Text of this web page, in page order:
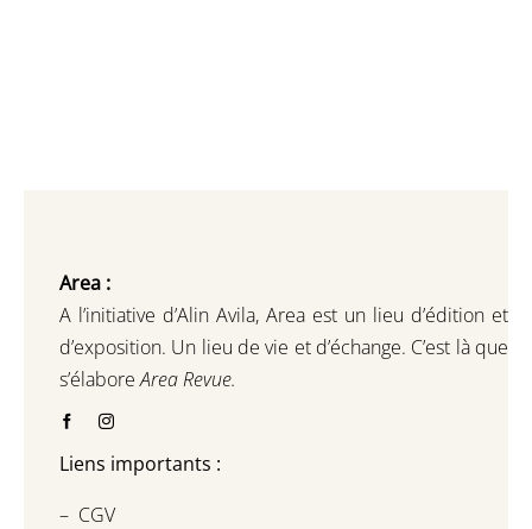
Area :
A l’initiative d’Alin Avila, Area est un lieu d’édition et
d’exposition. Un lieu de vie et d’échange. C’est là que
s’élaboreArea Revue.
Liens importants :
– CGV